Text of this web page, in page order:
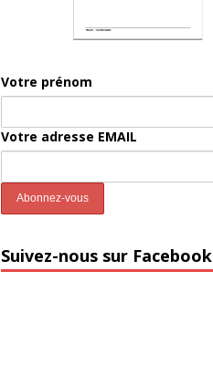
Votre prénom
Votre adresse EMAIL
Suivez-nous sur Facebook